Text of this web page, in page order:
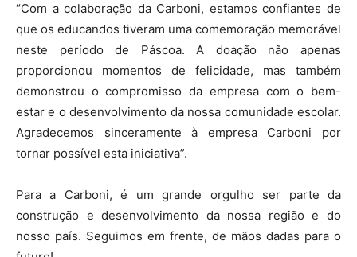
“Com a colaboração da Carboni, estamos confiantes de
que os educandos tiveram uma comemoração memorável
neste período de Páscoa. A doação não apenas
proporcionou momentos de felicidade, mas também
demonstrou o compromisso da empresa com o bem-
estar e o desenvolvimento da nossa comunidade escolar.
Agradecemos sinceramente à empresa Carboni por
tornar possível esta iniciativa”.
Para a Carboni, é um grande orgulho ser parte da
construção e desenvolvimento da nossa região e do
nosso país. Seguimos em frente, de mãos dadas para o